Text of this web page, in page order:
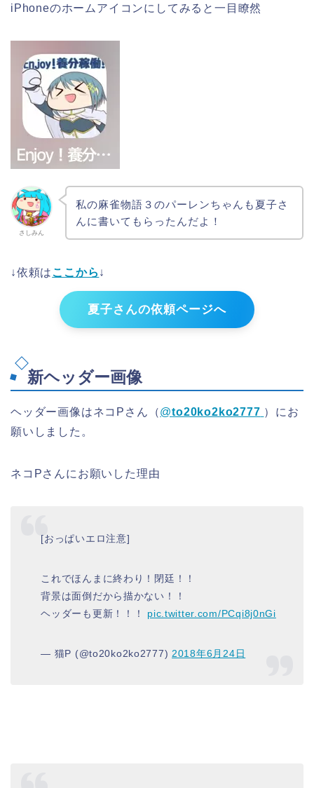
iPhoneのホームアイコンにしてみると一目瞭然
さしみん
私の麻雀物語３のパーレンちゃんも夏子さ
んに書いてもらったんだよ！
↓依頼はここから ↓
夏子さんの依頼ページへ
新ヘッダー画像
ヘッダー画像はネコPさん（@to20ko2ko2777 ）にお
願いしました。
ネコPさんにお願いした理由
[おっぱいエロ注意]
これでほんまに終わり！閉廷！！
背景は面倒だから描かない！！
ヘッダーも更新！！！ pic.twitter.com/PCqi8j0nGi
— 猫P (@to20ko2ko2777)2018年6月24日